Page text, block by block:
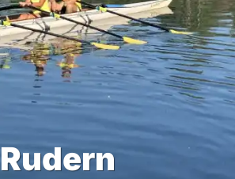
Rudern